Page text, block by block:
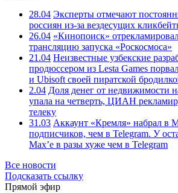
28.04 Эксперты отмечают
россиян из-за вездесущих
26.04 «Кинопоиск»
трансляцию запуска «Роскосмоса»
21.04 Неизвестные узбекские
продюссером из Lesta Games
и Ubisoft своей пиратской
2.04 Доля денег от недвижимости
упала на четверть, ЦИАН
телеку
31.03 Аккаунт «Кремля» набрал в
подписчиков, чем в Telegram. У
Max’е в разы хуже чем в Telegram
Все новости
Подсказать ссылку
Прямой эфир